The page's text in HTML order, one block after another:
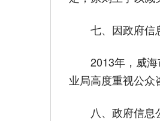
七、因政府信
2013年，威海
业局高度重视公众
八、政府信息